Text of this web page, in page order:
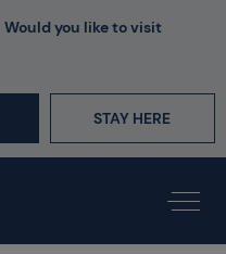
Would you like to visit
STAY HERE